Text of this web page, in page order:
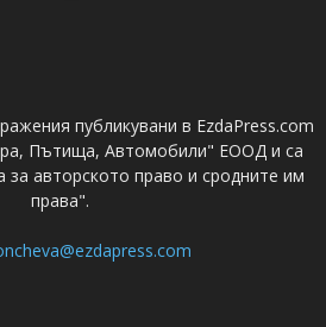
публикувани в EzdaPress.com
Пътища, Автомобили" ЕООД и са
за авторското право и сродните им
права".